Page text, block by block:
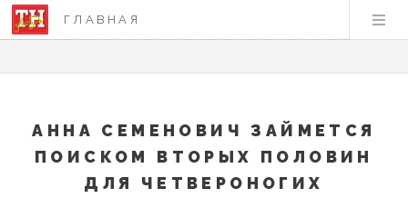
ГЛАВНАЯ
АННА СЕМЕНОВИЧ ЗАЙМЕТСЯ
ПОИСКОМ ВТОРЫХ ПОЛОВИН
ДЛЯ ЧЕТВЕРОНОГИХ